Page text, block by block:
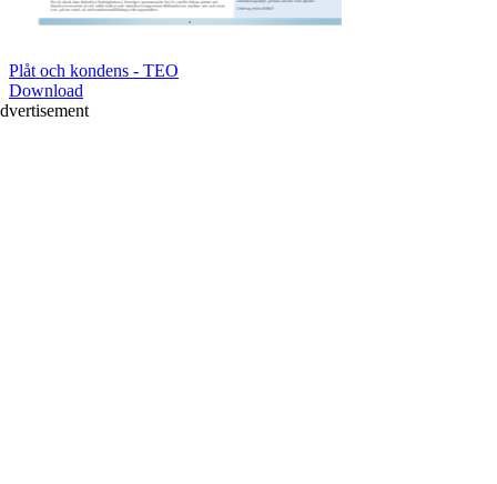
Plåt och kondens - TEO
Download